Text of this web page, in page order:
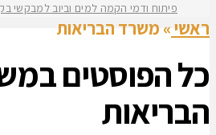
פיתוח ודמי הקמה למים וביוב למבקשי
ראשי» משרד הבריאות
כל הפוסטים ב
הבריאות